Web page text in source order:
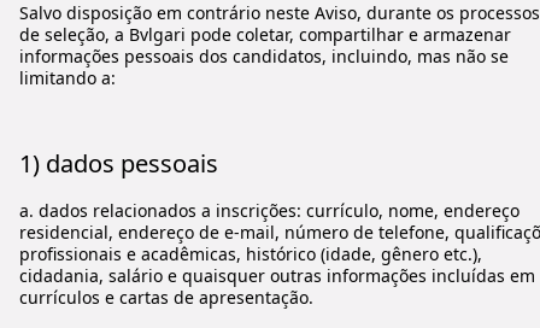
Salvo disposição em contrário neste Aviso, durante os processos
de seleção, a Bvlgari pode coletar, compartilhar e armazenar
informações pessoais dos candidatos, incluindo, mas não se
limitando a:
1) dados pessoais
a. dados relacionados a inscrições: currículo, nome, endereço
residencial, endereço de e-mail, número de telefone,
profissionais e acadêmicas, histórico (idade, gênero etc.),
cidadania, salário e quaisquer outras informações incluídas em
currículos e cartas de apresentação.